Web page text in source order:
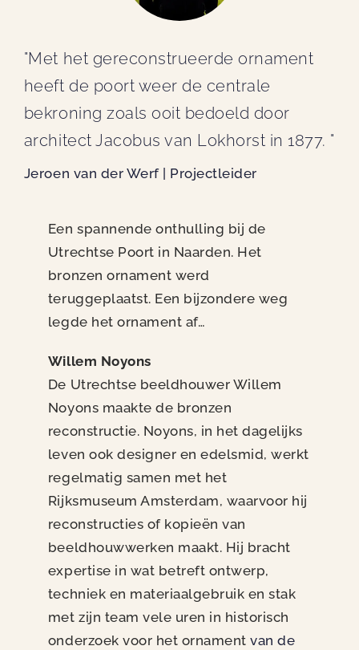
"Met het gereconstrueerde ornament
heeft de poort weer de centrale
bekroning zoals ooit bedoeld door
architect Jacobus van Lokhorst in 1877. "
Jeroen van der Werf | Projectleider
Een spannende onthulling bij de
Utrechtse Poort in Naarden. Het
bronzen ornament werd
teruggeplaatst. Een bijzondere weg
legde het ornament af…
Willem Noyons
De Utrechtse beeldhouwer Willem
Noyons maakte de bronzen
reconstructie. Noyons, in het dagelijks
leven ook designer en edelsmid, werkt
regelmatig samen met het
Rijksmuseum Amsterdam, waarvoor hij
reconstructies of kopieën van
beeldhouwwerken maakt. Hij bracht
expertise in wat betreft ontwerp,
techniek en materiaalgebruik en stak
met zijn team vele uren in historisch
onderzoek voor het ornamentvan de